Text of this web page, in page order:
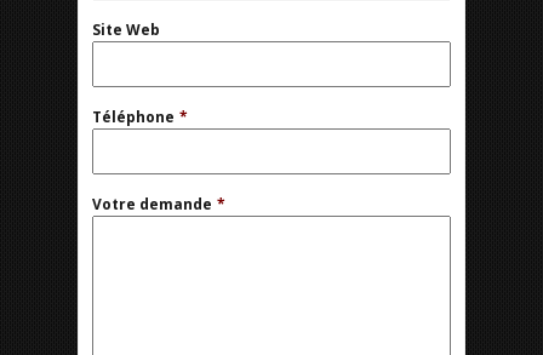
Site Web
Téléphone *
Votre demande *